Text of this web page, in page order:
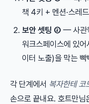
책 4키 + 멘션·스레
보안 셋팅 ② — 사관
워크스페이스에 있
이터 노출)을 막는 빡
각 단계에서 복자한테 코
손으로 끝내요. 호트만님